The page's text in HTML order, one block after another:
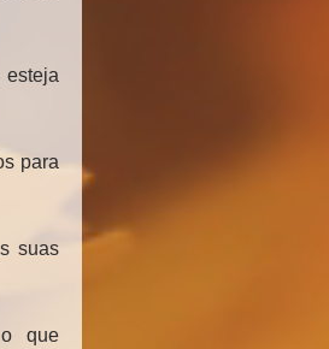
para
suas
que